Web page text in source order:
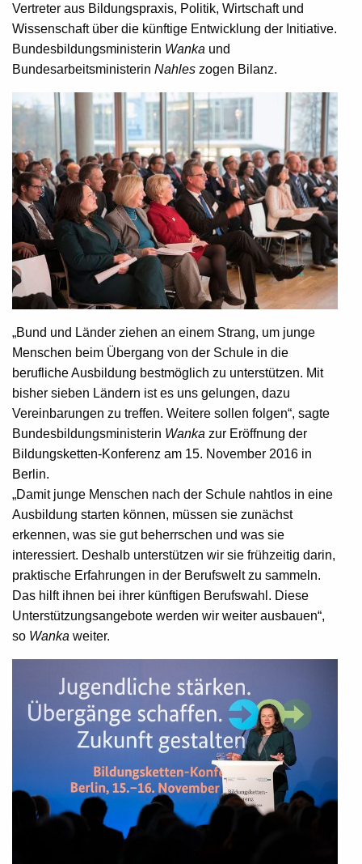
Vertreter aus Bildungspraxis, Politik, Wirtschaft und
Wissenschaft über die künftige Entwicklung der Initiative.
Bundesbildungsministerin Wanka und
Bundesarbeitsministerin Nahles zogen Bilanz.
„Bund und Länder ziehen an einem Strang, um junge
Menschen beim Übergang von der Schule in die
berufliche Ausbildung bestmöglich zu unterstützen. Mit
bisher sieben Ländern ist es uns gelungen, dazu
Vereinbarungen zu treffen. Weitere sollen folgen“, sagte
Bundesbildungsministerin Wanka zur Eröffnung der
Bildungsketten-Konferenz am 15. November 2016 in
Berlin.
„Damit junge Menschen nach der Schule nahtlos in eine
Ausbildung starten können, müssen sie zunächst
erkennen, was sie gut beherrschen und was sie
interessiert. Deshalb unterstützen wir sie frühzeitig darin,
praktische Erfahrungen in der Berufswelt zu sammeln.
Das hilft ihnen bei ihrer künftigen Berufswahl. Diese
Unterstützungsangebote werden wir weiter ausbauen“,
so Wanka weiter.